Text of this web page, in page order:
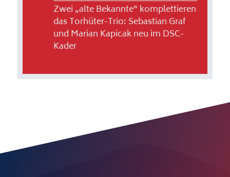
Zwei „alte Bekannte“ komplettieren
das Torhüter-Trio: Sebastian Graf
und Marian Kapicak neu im DSC-
Kader